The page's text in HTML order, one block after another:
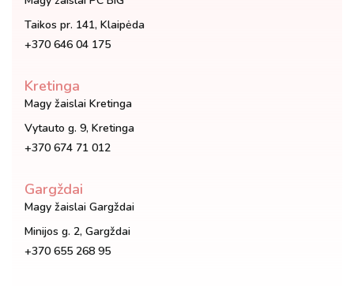
Taikos pr. 141, Klaipėda
+370 646 04 175
Kretinga
Magy žaislai Kretinga
Vytauto g. 9, Kretinga
+370 674 71 012
Gargždai
Magy žaislai Gargždai
Minijos g. 2, Gargždai
+370 655 268 95